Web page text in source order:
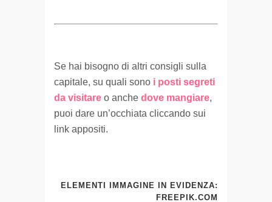
Se hai bisogno di altri consigli sulla
capitale, su quali sono i posti segreti
da visitare o anche dove mangiare,
puoi dare un’occhiata cliccando sui
link appositi.
ELEMENTI IMMAGINE IN EVIDENZA:
FREEPIK.COM